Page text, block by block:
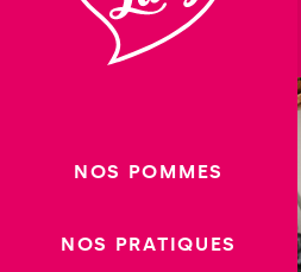
NOS POMMES
NOS PRATIQUES